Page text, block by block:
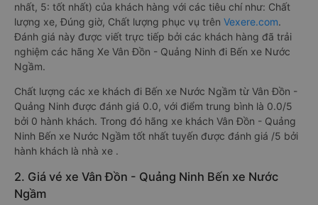
nhất, 5: tốt nhất) của khách hàng với các tiêu chí như: Chất
lượng xe, Đúng giờ, Chất lượng phục vụ trên Vexere.com.
Đánh giá này được viết trực tiếp bởi các khách hàng đã trải
nghiệm các hãng Xe Vân Đồn - Quảng Ninh đi Bến xe Nước
Ngầm.
Chất lượng các xe khách đi Bến xe Nước Ngầm từ Vân Đồn -
Quảng Ninh được đánh giá 0.0, với điểm trung bình là 0.0/5
bởi 0 hành khách. Trong đó hãng xe khách Vân Đồn - Quảng
Ninh Bến xe Nước Ngầm tốt nhất tuyến được đánh giá /5 bởi
hành khách là nhà xe .
2. Giá vé xe Vân Đồn - Quảng Ninh Bến xe Nước
Ngầm